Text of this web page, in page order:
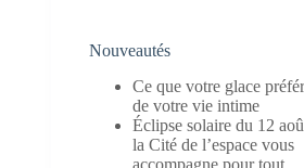
Nouveautés
Ce que votre glace
de votre vie intime
Éclipse solaire du 12
la Cité de l’espace vous
accompagne pour tout